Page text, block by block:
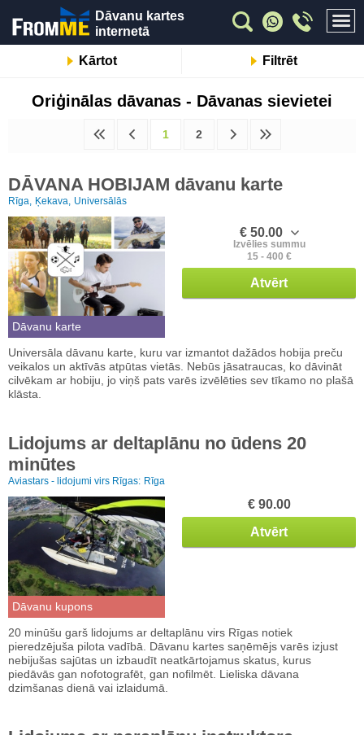
Dāvanu kartes
internetā
Kārtot Filtrēt
Oriģinālas dāvanas - Dāvanas sievietei
1 2
DĀVANA HOBIJAM dāvanu karte
Rīga, Ķekava, Universālās
Dāvanu karte
€ 50.00
Izvēlies summu
15 - 400 €
Atvērt
Universāla dāvanu karte, kuru var izmantot dažādos hobija preču
veikalos un aktīvās atpūtas vietās. Nebūs jāsatraucas, ko dāvināt
cilvēkam ar hobiju, jo viņš pats varēs izvēlēties sev tīkamo no plašā
klāsta.
Lidojums ar deltaplānu no ūdens 20
minūtes
Aviastars - lidojumi virs Rīgas: Rīga
Dāvanu kupons
€ 90.00
Atvērt
20 minūšu garš lidojums ar deltaplānu virs Rīgas notiek
pieredzējuša pilota vadībā. Dāvanu kartes saņēmējs varēs izjust
nebijušas sajūtas un izbaudīt neatkārtojamus skatus, kurus
piedāvās gan nofotografēt, gan nofilmēt. Lieliska dāvana
dzimšanas dienā vai izlaidumā.